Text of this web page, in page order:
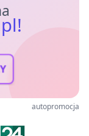
autopromocja